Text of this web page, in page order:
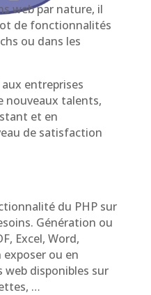
web par nature, il
de fonctionnalités
ou dans les
entreprises
nouveaux talents,
et en
de satisfaction
du PHP sur
Génération ou
Excel, Word,
exposer ou en
disponibles sur
…